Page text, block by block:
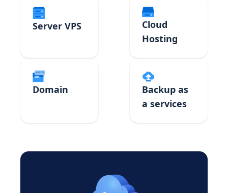
Server VPS
Cloud
Hosting
Domain
Backup as
a services